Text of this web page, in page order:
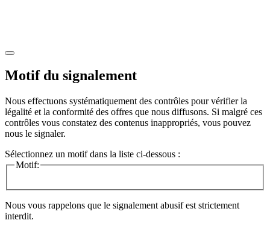
Motif du signalement
Nous effectuons systématiquement des contrôles pour vérifier la
légalité et la conformité des offres que nous diffusons. Si malgré ces
contrôles vous constatez des contenus inappropriés, vous pouvez
nous le signaler.
Sélectionnez un motif dans la liste ci-dessous :
Motif:
Nous vous rappelons que le signalement abusif est strictement
interdit.